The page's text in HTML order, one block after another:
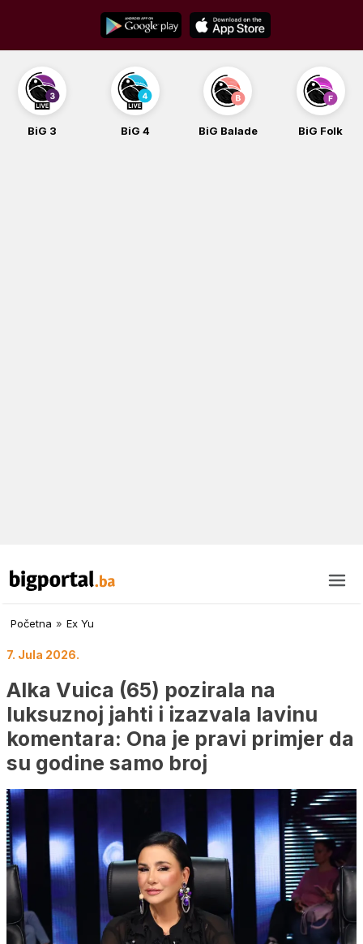
content
BiG 3 BiG 4 BiG Balade BiG Folk
Početna » Ex Yu
7. Jula 2026.
Alka Vuica (65) pozirala na
luksuznoj jahti i izazvala lavinu
komentara: Ona je pravi primjer da
su godine samo broj